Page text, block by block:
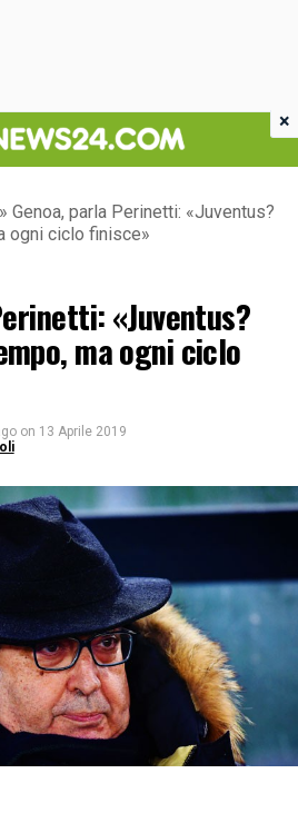
» Genoa, parla Perinetti: «Juventus?
ogni ciclo finisce»
«Juventus?
ma ogni ciclo
on 13 Aprile 2019
×